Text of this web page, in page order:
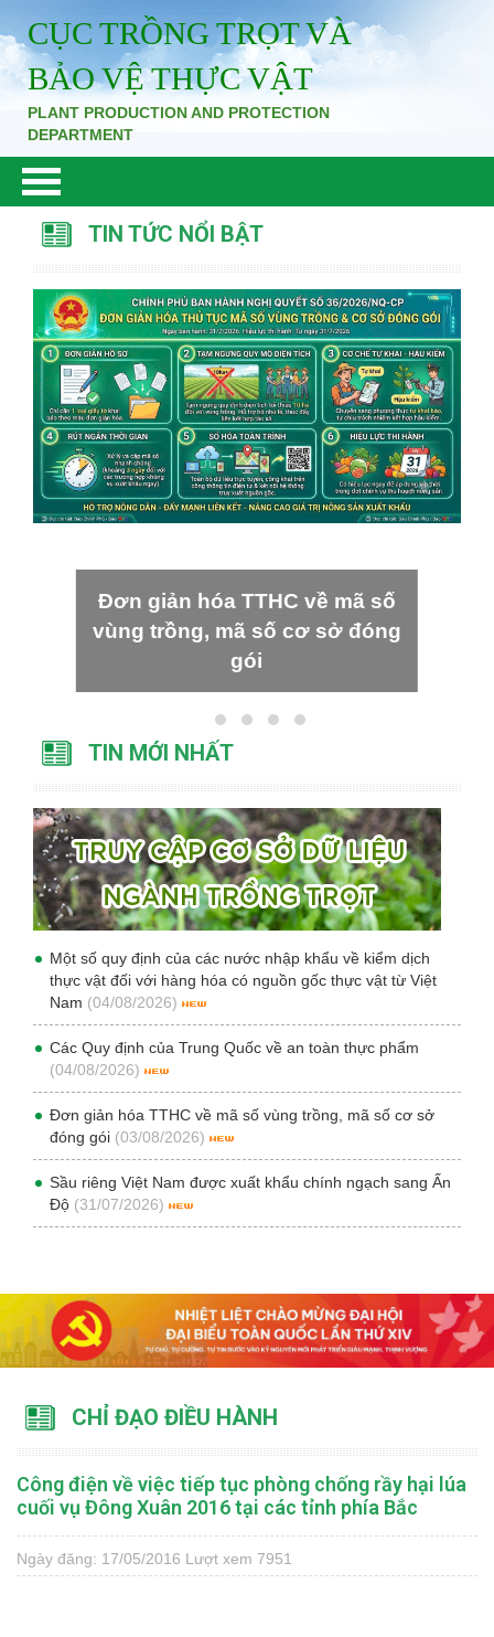
CỤC TRỒNG TRỌT VÀ
BẢO VỆ THỰC VẬT
PLANT PRODUCTION AND PROTECTION
DEPARTMENT
TIN TỨC NỔI BẬT
Đơn giản hóa TTHC về mã số
vùng trồng, mã số cơ sở đóng
gói
TIN MỚI NHẤT
Một số quy định của các nước nhập khẩu về kiểm dịch
thực vật đối với hàng hóa có nguồn gốc thực vật từ Việt
Nam (04/08/2026)
Các Quy định của Trung Quốc về an toàn thực phẩm
(04/08/2026)
Đơn giản hóa TTHC về mã số vùng trồng, mã số cơ sở
đóng gói (03/08/2026)
Sầu riêng Việt Nam được xuất khẩu chính ngạch sang Ấn
Độ (31/07/2026)
CHỈ ĐẠO ĐIỀU HÀNH
Công điện về việc tiếp tục phòng chống rầy hại lúa
cuối vụ Đông Xuân 2016 tại các tỉnh phía Bắc
Ngày đăng: 17/05/2016 Lượt xem 7951